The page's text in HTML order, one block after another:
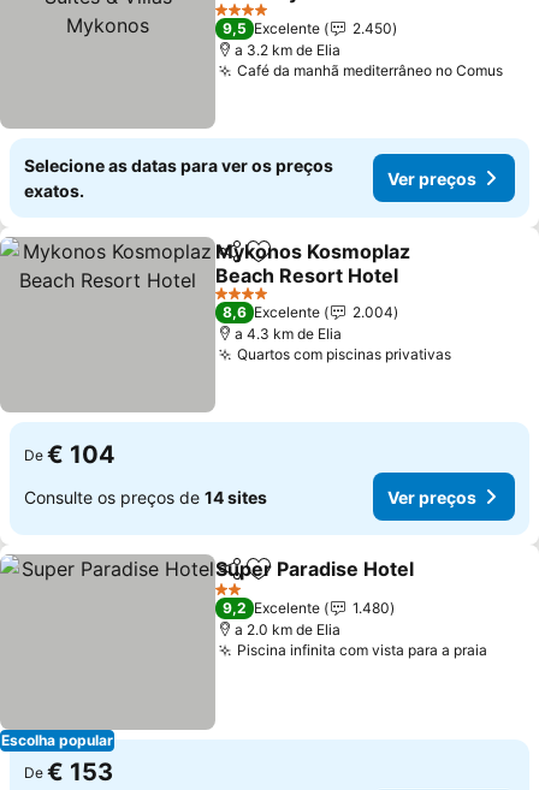
4 Estrelas
9,5 Excelente
2.450
a 3.2 km de Elia
Café da manhã mediterrâneo no Comus
Selecione as datas para ver os preços
exatos.
Ver preços
PartilharAdicionar aos favoritos
Mykonos Kosmoplaz
Beach Resort Hotel
4 Estrelas
8,6 Excelente
2.004
a 4.3 km de Elia
Quartos com piscinas privativas
De € 104
Consulte os preços de 14 sites Ver preços
Escolha popular
PartilharAdicionar aos favoritos
Super Paradise Hotel
2 Estrelas
9,2 Excelente
1.480
a 2.0 km de Elia
Piscina infinita com vista para a praia
De € 153